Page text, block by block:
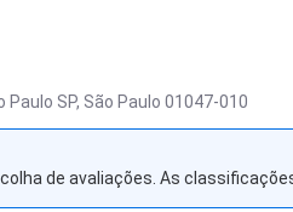
Paulo SP, São Paulo 01047-010
de avaliações. As